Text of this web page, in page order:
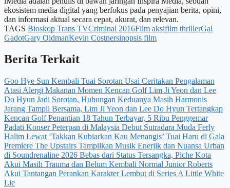
ekosistem media digital yang berfokus pada penyajian berita, opini,
dan informasi aktual secara cepat, akurat, dan relevan.
TAGS Bioskop Trans TVCriminal 2016Film aksifilm thrillerGal
GadotGary OldmanKevin Costnersinopsis film
Berita Terkait
Goo Hye Sun Kembali Tuai Sorotan Usai Ceritakan Pengalaman
Atasi Alergi Makanan Momen Kencan Golf Lim Ji Yeon dan Lee
Do Hyun Jadi Sorotan, Hubungan Keduanya Masih Harmonis
Jarang Tampil Bersama, Lim Ji Yeon dan Lee Do Hyun Tertangkap
Kencan GolfPenantian 18 Tahun Terbayar, 5 Ribu Penggemar
Padati Konser Peterpan di Malaysia Debut Sutradara Muda Ferly
Halim Lewat ‘Takkan Kubiarkan Kau Menangis’ Tuai Haru di Gala
Premiere The Upstairs Tampilkan Musik Enerjik dan Nuansa Urban
di Soundrenaline 2026 Bebas dari Status Tersangka, Piche Kota
Akui Masih Trauma dan Belum Kembali Normal Junior Roberts
Akui Tantangan Perankan Karakter Lembut di Series A Little White
Lie